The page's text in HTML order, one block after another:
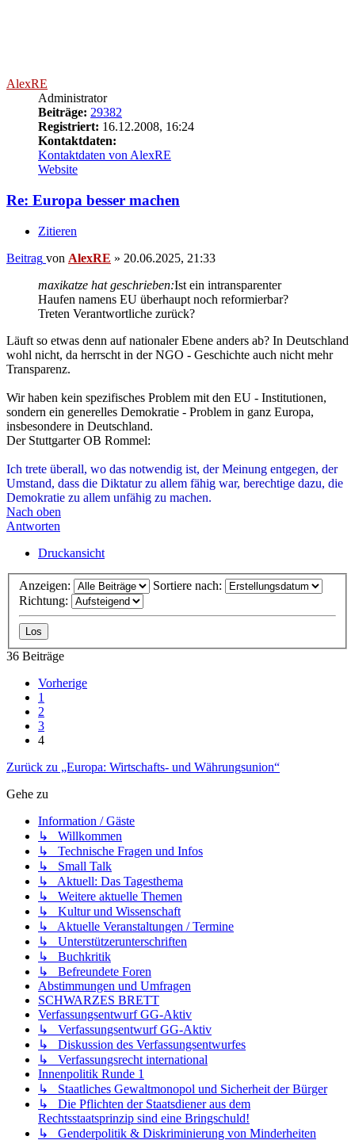
AlexRE
Administrator
Beiträge: 29382
Registriert: 16.12.2008, 16:24
Kontaktdaten:
Kontaktdaten von AlexRE
Website
Re: Europa besser machen
Zitieren
Beitrag von AlexRE » 20.06.2025, 21:33
maxikatze hat geschrieben:Ist ein intransparenter
Haufen namens EU überhaupt noch reformierbar?
Treten Verantwortliche zurück?
Läuft so etwas denn auf nationaler Ebene anders ab? In Deutschland
wohl nicht, da herrscht in der NGO - Geschichte auch nicht mehr
Transparenz.
Wir haben kein spezifisches Problem mit den EU - Institutionen,
sondern ein generelles Demokratie - Problem in ganz Europa,
insbesondere in Deutschland.
Der Stuttgarter OB Rommel:
Ich trete überall, wo das notwendig ist, der Meinung entgegen, der
Umstand, dass die Diktatur zu allem fähig war, berechtige dazu, die
Demokratie zu allem unfähig zu machen.
Nach oben
Antworten
Druckansicht
Anzeigen:
Sortiere nach:
Richtung:
36 Beiträge
Vorherige
1
2
3
4
Zurück zu „Europa: Wirtschafts- und Währungsunion“
Gehe zu
Information / Gäste
↳ Willkommen
↳ Technische Fragen und Infos
↳ Small Talk
↳ Aktuell: Das Tagesthema
↳ Weitere aktuelle Themen
↳ Kultur und Wissenschaft
↳ Aktuelle Veranstaltungen / Termine
↳ Unterstützerunterschriften
↳ Buchkritik
↳ Befreundete Foren
Abstimmungen und Umfragen
SCHWARZES BRETT
Verfassungsentwurf GG-Aktiv
↳ Verfassungsentwurf GG-Aktiv
↳ Diskussion des Verfassungsentwurfes
↳ Verfassungsrecht international
Innenpolitik Runde 1
↳ Staatliches Gewaltmonopol und Sicherheit der Bürger
↳ Die Pflichten der Staatsdiener aus dem
Rechtsstaatsprinzip sind eine Bringschuld!
↳ Genderpolitik & Diskriminierung von Minderheiten